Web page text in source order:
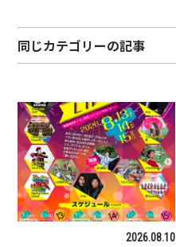
同じカテゴリーの記事
2026.08.10